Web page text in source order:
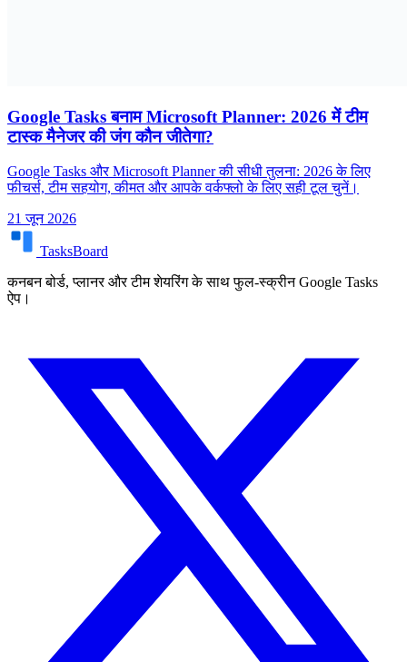
Google Tasks बनाम Microsoft Planner: 2026 में टीम
टास्क मैनेजर की जंग कौन जीतेगा?
Google Tasks और Microsoft Planner की सीधी तुलना: 2026 के लिए
फीचर्स, टीम सहयोग, कीमत और आपके वर्कफ्लो के लिए सही टूल चुनें।
21 जून 2026
TasksBoard
कनबन बोर्ड, प्लानर और टीम शेयरिंग के साथ फुल-स्क्रीन Google Tasks
ऐप।